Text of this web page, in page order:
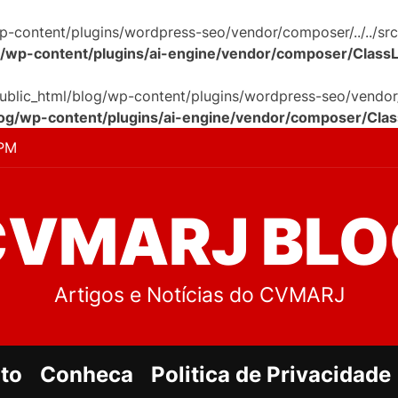
content/plugins/wordpress-seo/vendor/composer/../../
content/plugins/ai-engine/vendor/composer/
blog/wp-content/plugins/wordpress-seo/
wp-content/plugins/ai-engine/vendor/composer/
Artigos e Notícias do CVMARJ
Conheca Politica de Privacidade